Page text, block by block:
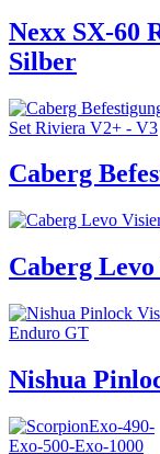
Nexx SX-60
Silber
Caberg
Caberg
Nishua